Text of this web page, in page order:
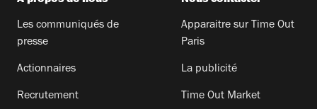
Les communiqués de
presse
Actionnaires
Recrutement
Apparaitre sur Time Out
Paris
La publicité
Time Out Market